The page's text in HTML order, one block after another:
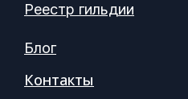
Реестр гильдии
Блог
Контакты